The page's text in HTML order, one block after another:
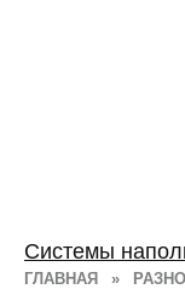
ГЛАВНАЯ »
Системы